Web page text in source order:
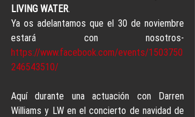
LIVING WATER.
Ya os adelantamos que el 30 de noviembre
https://www.facebook.com/events/1503750
246543510/
Aquí durante una actuación con Darren
Williams y LW en el concierto de navidad de